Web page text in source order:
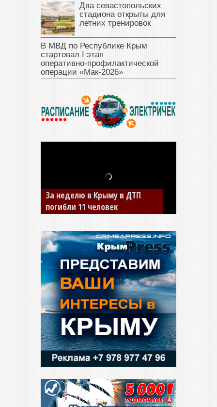
Два севастопольских
стадиона открыты для
летних тренировок
В МВД по Республике Крым
стартовал I этап
оперативно‑профилактической
операции «Мак‑2026»
В Джанкое водитель ВАЗа
сбил двух детей на «зебре»